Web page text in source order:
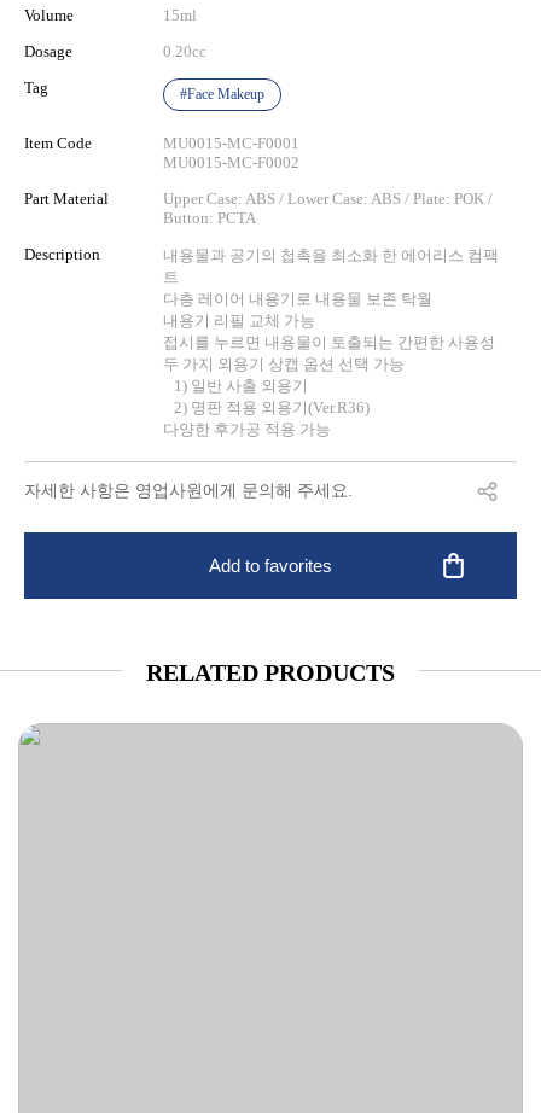
Volume
15ml
Dosage
0.20cc
Tag
#Face Makeup
Item Code
MU0015-MC-F0001
MU0015-MC-F0002
Part Material
Upper Case: ABS / Lower Case: ABS / Plate: POK /
Button: PCTA
Description
내용물과 공기의 첩촉을 최소화 한 에어리스 컴팩
트
다층 레이어 내용기로 내용물 보존 탁월
내용기 리필 교체 가능
접시를 누르면 내용물이 토출되는 간편한 사용성
두 가지 외용기 상캡 옵션 선택 가능
1) 일반 사출 외용기
2) 명판 적용 외용기(Ver.R36)
다양한 후가공 적용 가능
자세한 사항은 영업사원에게 문의해 주세요.
Add to favorites
RELATED PRODUCTS